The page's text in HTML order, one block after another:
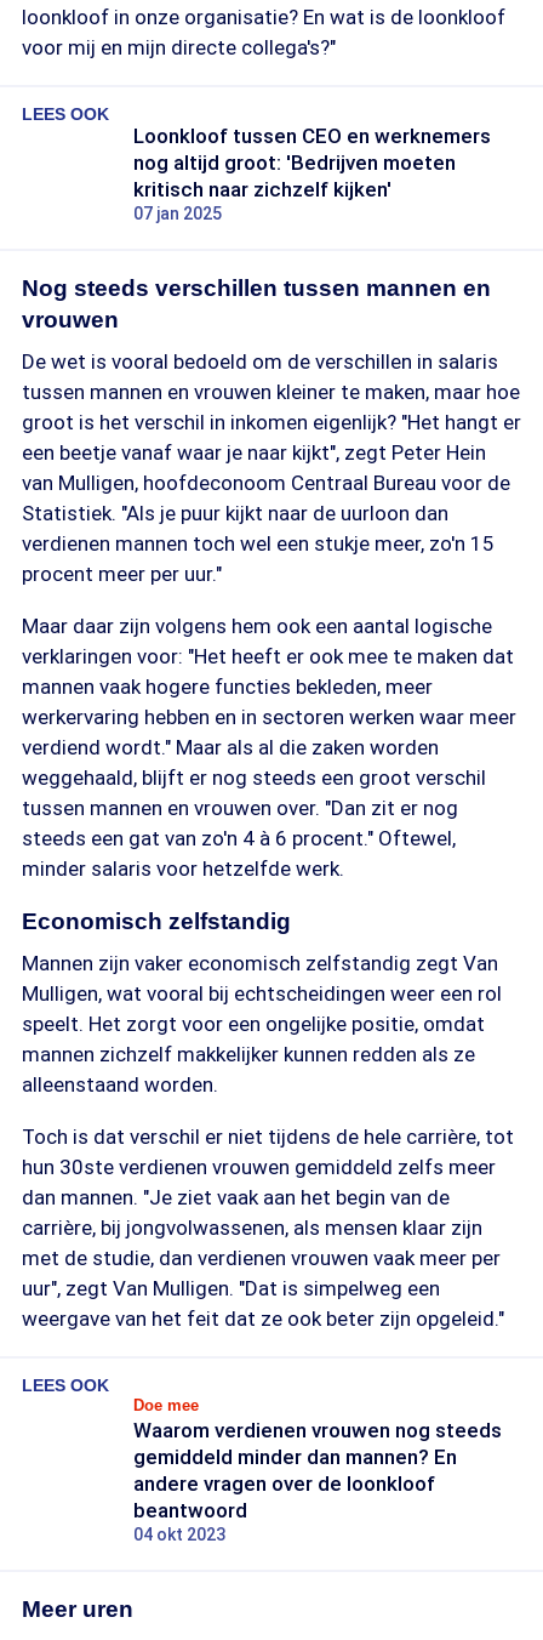
loonkloof in onze organisatie? En wat is de loonkloof
voor mij en mijn directe collega's?"
LEES OOK
Loonkloof tussen CEO en werknemers
nog altijd groot: 'Bedrijven moeten
kritisch naar zichzelf kijken'
07 jan 2025
Nog steeds verschillen tussen mannen en
vrouwen
De wet is vooral bedoeld om de verschillen in salaris
tussen mannen en vrouwen kleiner te maken, maar hoe
groot is het verschil in inkomen eigenlijk? "Het hangt er
een beetje vanaf waar je naar kijkt", zegt Peter Hein
van Mulligen, hoofdeconoom Centraal Bureau voor de
Statistiek. "Als je puur kijkt naar de uurloon dan
verdienen mannen toch wel een stukje meer, zo'n 15
procent meer per uur."
Maar daar zijn volgens hem ook een aantal logische
verklaringen voor: "Het heeft er ook mee te maken dat
mannen vaak hogere functies bekleden, meer
werkervaring hebben en in sectoren werken waar meer
verdiend wordt." Maar als al die zaken worden
weggehaald, blijft er nog steeds een groot verschil
tussen mannen en vrouwen over. "Dan zit er nog
steeds een gat van zo'n 4 à 6 procent." Oftewel,
minder salaris voor hetzelfde werk.
Economisch zelfstandig
Mannen zijn vaker economisch zelfstandig zegt Van
Mulligen, wat vooral bij echtscheidingen weer een rol
speelt. Het zorgt voor een ongelijke positie, omdat
mannen zichzelf makkelijker kunnen redden als ze
alleenstaand worden.
Toch is dat verschil er niet tijdens de hele carrière, tot
hun 30ste verdienen vrouwen gemiddeld zelfs meer
dan mannen. "Je ziet vaak aan het begin van de
carrière, bij jongvolwassenen, als mensen klaar zijn
met de studie, dan verdienen vrouwen vaak meer per
uur", zegt Van Mulligen. "Dat is simpelweg een
weergave van het feit dat ze ook beter zijn opgeleid."
LEES OOK
Doe mee
Waarom verdienen vrouwen nog steeds
gemiddeld minder dan mannen? En
andere vragen over de loonkloof
beantwoord
04 okt 2023
Meer uren